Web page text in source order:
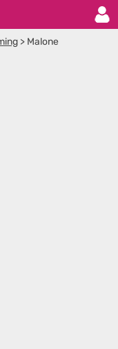
> Malone